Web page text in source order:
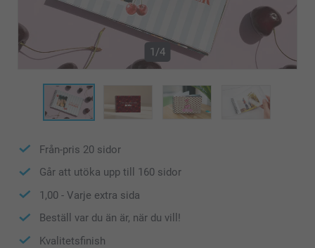
1/4
Från-pris 20 sidor
Går att utöka upp till 160 sidor
1,00 - Varje extra sida
Beställ var du än är, när du vill!
Kvalitetsfinish